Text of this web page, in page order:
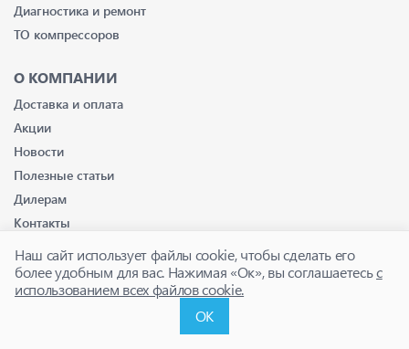
Диагностика и ремонт
ТО компрессоров
О КОМПАНИИ
Доставка и оплата
Акции
Новости
Полезные статьи
Дилерам
Контакты
КОНТАКТЫ
Московская обл., Люберецкий район, Красково, ул. Карла
Маркса д. 117, Лит. Б
Наш сайт использует файлы cookie, чтобы сделать его
более удобным для вас. Нажимая «Ок», вы соглашаетесьс
использованием всех файлов cookie.
ОК